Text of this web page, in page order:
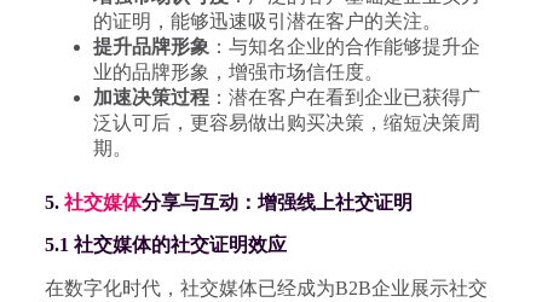
的证明，能够迅速吸引潜在客户的关注。
提升品牌形象 ：与知名企业的合作能够提升企
业的品牌形象，增强市场信任度。
加速决策过程：潜在客户在看到企业已获得广
泛认可后，更容易做出购买决策，缩短决策周
期。
5. 社交媒体分享与互动：增强线上社交证明
5.1 社交媒体的社交证明效应
在数字化时代，社交媒体已经成为B2B企业展示社交